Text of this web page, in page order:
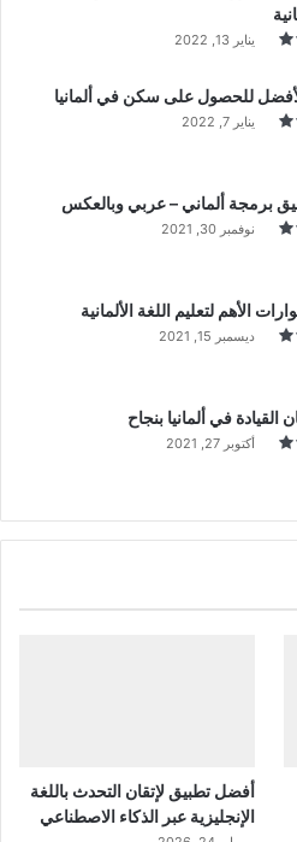
يناير 13, 2022
للحصول على سكن في ألمانيا
يناير 7, 2022
برمجة ألماني – عربي وبالعكس
نوفمبر 30, 2021
الأهم لتعليم اللغة الألمانية
ديسمبر 15, 2021
القيادة في ألمانيا بنجاح
أكتوبر 27, 2021
أفضل تطبيق لإتقان التحدث باللغة
الإنجليزية عبر الذكاء الاصطناعي